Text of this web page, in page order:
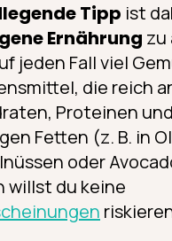
Tipp ist
Ernährung zu
jeden Fall viel
die reich
Proteinen und
Fetten (z. B. in
oder
willst du keine